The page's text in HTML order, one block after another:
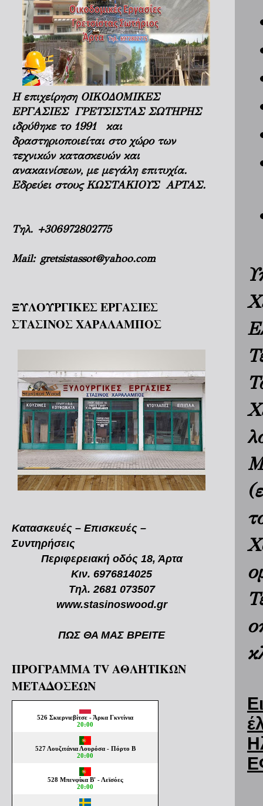
Η επιχείρηση ΟΙΚΟΔΟΜΙΚΕΣ
ΕΡΓΑΣΙΕΣ ΓΡΕΤΣΙΣΤΑΣ ΣΩΤΗΡΗΣ
ιδρύθηκε το 1991 και
δραστηριοποιείται στο χώρο των
τεχνικών κατασκευών και
ανακαινίσεων, με μεγάλη επιτυχία.
Εδρεύει στους ΚΩΣΤΑΚΙΟΥΣ ΑΡΤΑΣ.
Τηλ. +306972802775
Mail: gretsistassot@yahoo.com
ΞΥΛΟΥΡΓΙΚΕΣ ΕΡΓΑΣΙΕΣ
ΣΤΑΣΙΝΟΣ ΧΑΡΑΛΑΜΠΟΣ
Κατασκευές – Επισκευές –
Συντηρήσεις
Περιφερειακή οδός 18, Άρτα
Κιν. 6976814025
Τηλ. 2681 073507
www.stasinoswood.gr
ΠΩΣ ΘΑ ΜΑΣ ΒΡΕΙΤΕ
ΠΡΟΓΡΑΜΜΑ TV ΑΘΛΗΤΙΚΩΝ
ΜΕΤΑΔΟΣΕΩΝ